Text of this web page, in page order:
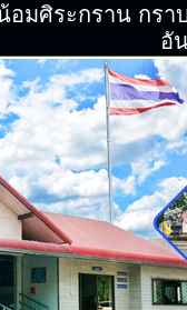
อมศิระกราน ก
อั